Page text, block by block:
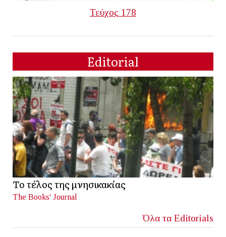
Τεύχος 178
Editorial
Το τέλος της μνησικακίας
The Books' Journal
Όλα τα Editorials